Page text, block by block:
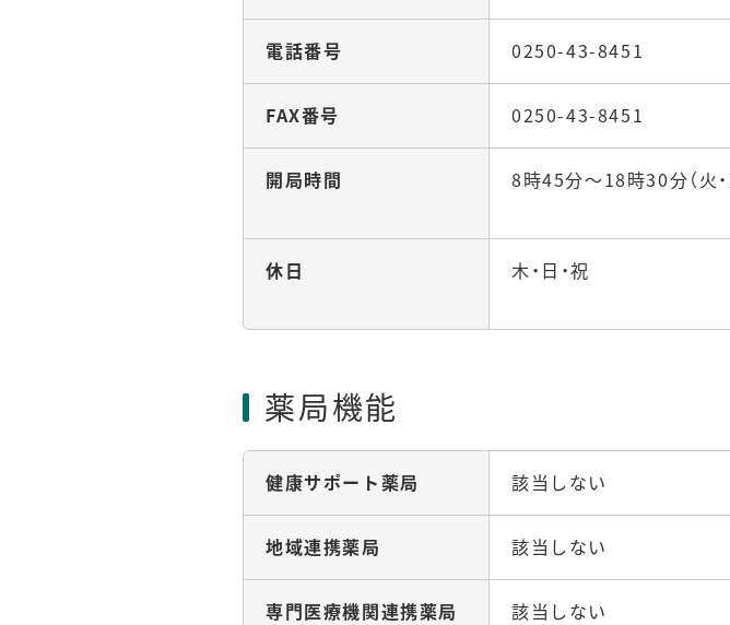
電話番号 0250-43-8451
FAX番号 0250-43-8451
開局時間 8時45分～18時30分（火
休日 木・日・祝
薬局機能
健康サポート薬局 該当しない
地域連携薬局 該当しない
専門医療機関連携薬局 該当しない